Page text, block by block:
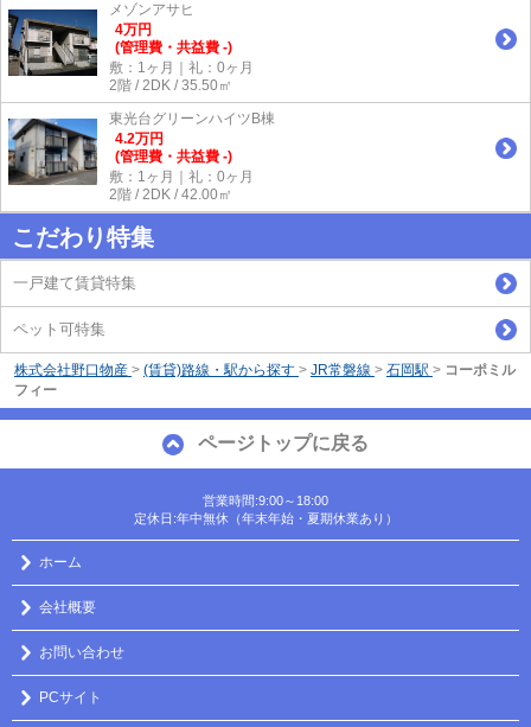
メゾンアサヒ
4万円
(管理費・共益費 -)
敷：1ヶ月｜礼：0ヶ月
2階 / 2DK / 35.50㎡
東光台グリーンハイツB棟
4.2万円
(管理費・共益費 -)
敷：1ヶ月｜礼：0ヶ月
2階 / 2DK / 42.00㎡
こだわり特集
一戸建て賃貸特集
ペット可特集
株式会社野口物産 > (賃貸)路線・駅から探す > JR常磐線 > 石岡駅 > コーポミル
フィー
ページトップに戻る
営業時間:9:00～18:00
定休日:年中無休（年末年始・夏期休業あり）
ホーム
会社概要
お問い合わせ
PCサイト